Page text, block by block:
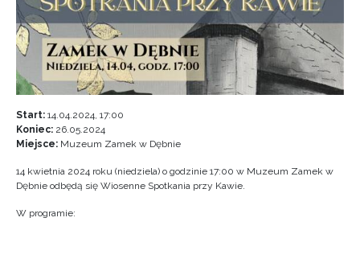
Start: 14.04.2024, 17:00
Koniec: 26.05.2024
Miejsce: Muzeum Zamek w Dębnie
14 kwietnia 2024 roku (niedziela) o godzinie 17:00 w Muzeum Zamek w
Dębnie odbędą się Wiosenne Spotkania przy Kawie.
W programie: